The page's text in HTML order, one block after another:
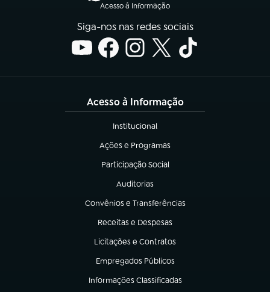
Acesso à Informação
Siga-nos nas redes sociais
Acesso à Informação
Institucional
(abre em nova aba)
Ações e Programas
(abre em nova aba)
Participação Social
(abre em nova aba)
Auditorias
(abre em nova aba)
Convênios e Transferências
(abre em nova aba)
Receitas e Despesas
(abre em nova aba)
Licitações e Contratos
(abre em nova aba)
Empregados Públicos
(abre em nova aba)
Informações Classificadas
(abre em nova aba)